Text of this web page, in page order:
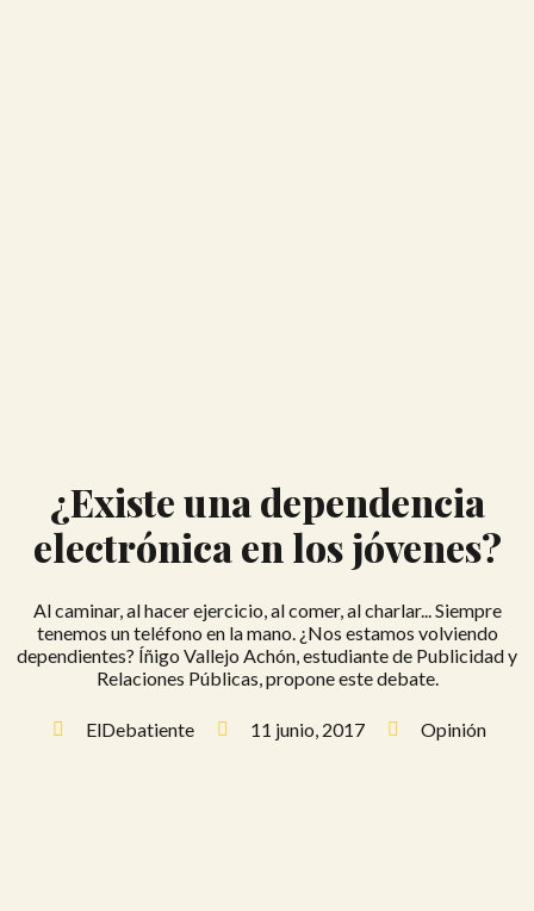
¿Existe una dependencia
electrónica en los jóvenes?
Al caminar, al hacer ejercicio, al comer, al charlar... Siempre
tenemos un teléfono en la mano. ¿Nos estamos volviendo
dependientes? Íñigo Vallejo Achón, estudiante de Publicidad y
Relaciones Públicas, propone este debate.
ElDebatiente 11 junio, 2017 Opinión